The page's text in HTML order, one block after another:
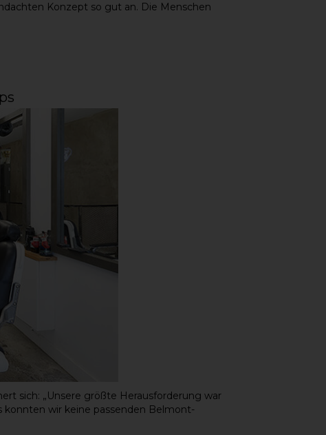
Konzept so gut an. Die Menschen
sich: „Unsere größte Herausforderung war
wir keine passenden Belmont-